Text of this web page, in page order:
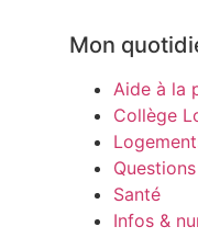
Mon
Aide à la
Collège
Santé
Infos &